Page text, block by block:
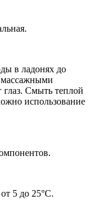
в ладонях до
массажными
глаз. Смыть теплой
использование
5 до 25°С.